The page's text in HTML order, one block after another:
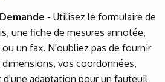
- Utilisez le formulaire de
une fiche de mesures annotée,
un fax. N'oubliez pas de fournir
vos coordonnées,
d'une adaptation pour un fauteuil